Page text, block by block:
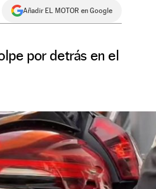
Añadir EL MOTOR en Google
por detrás en el